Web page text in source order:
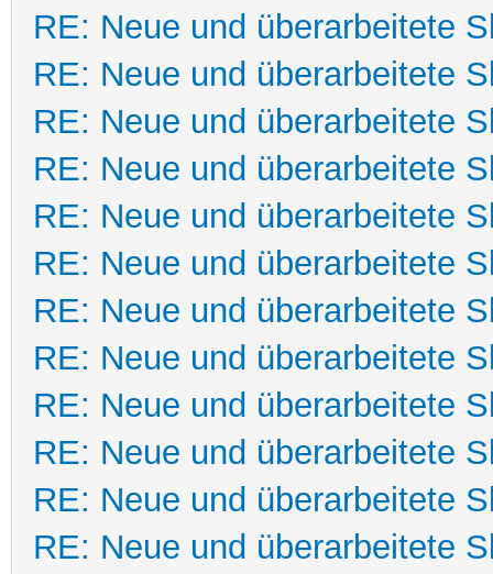
RE: Neue und überarbeitete
RE: Neue und überarbeitete
RE: Neue und überarbeitete
RE: Neue und überarbeitete
RE: Neue und überarbeitete
RE: Neue und überarbeitete
RE: Neue und überarbeitete
RE: Neue und überarbeitete
RE: Neue und überarbeitete
RE: Neue und überarbeitete
RE: Neue und überarbeitete
RE: Neue und überarbeitete